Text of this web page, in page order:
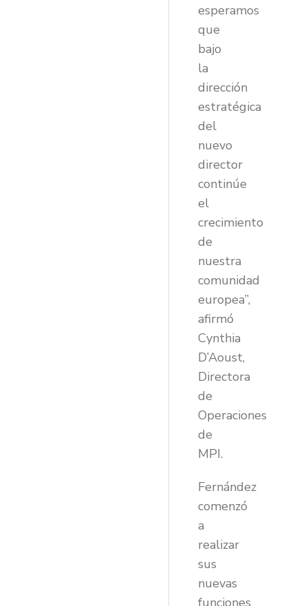
esperamos
que
bajo
la
dirección
estratégica
del
nuevo
director
continúe
el
crecimiento
de
nuestra
comunidad
europea”,
afirmó
Cynthia
D’Aoust,
Directora
de
Operaciones
de
MPI.
Fernández
comenzó
a
realizar
sus
nuevas
funciones